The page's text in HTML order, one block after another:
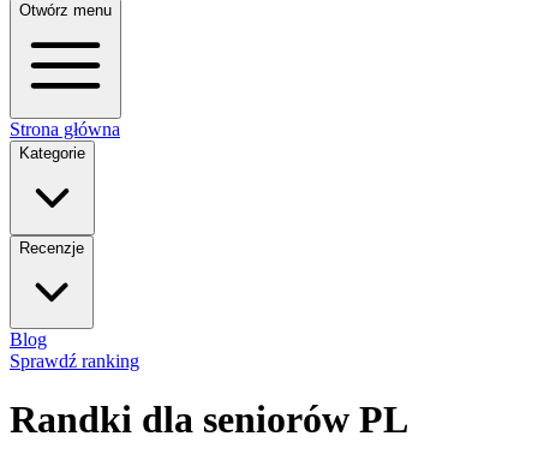
Otwórz menu
Strona główna
Kategorie
Recenzje
Blog
Sprawdź ranking
Randki dla seniorów PL